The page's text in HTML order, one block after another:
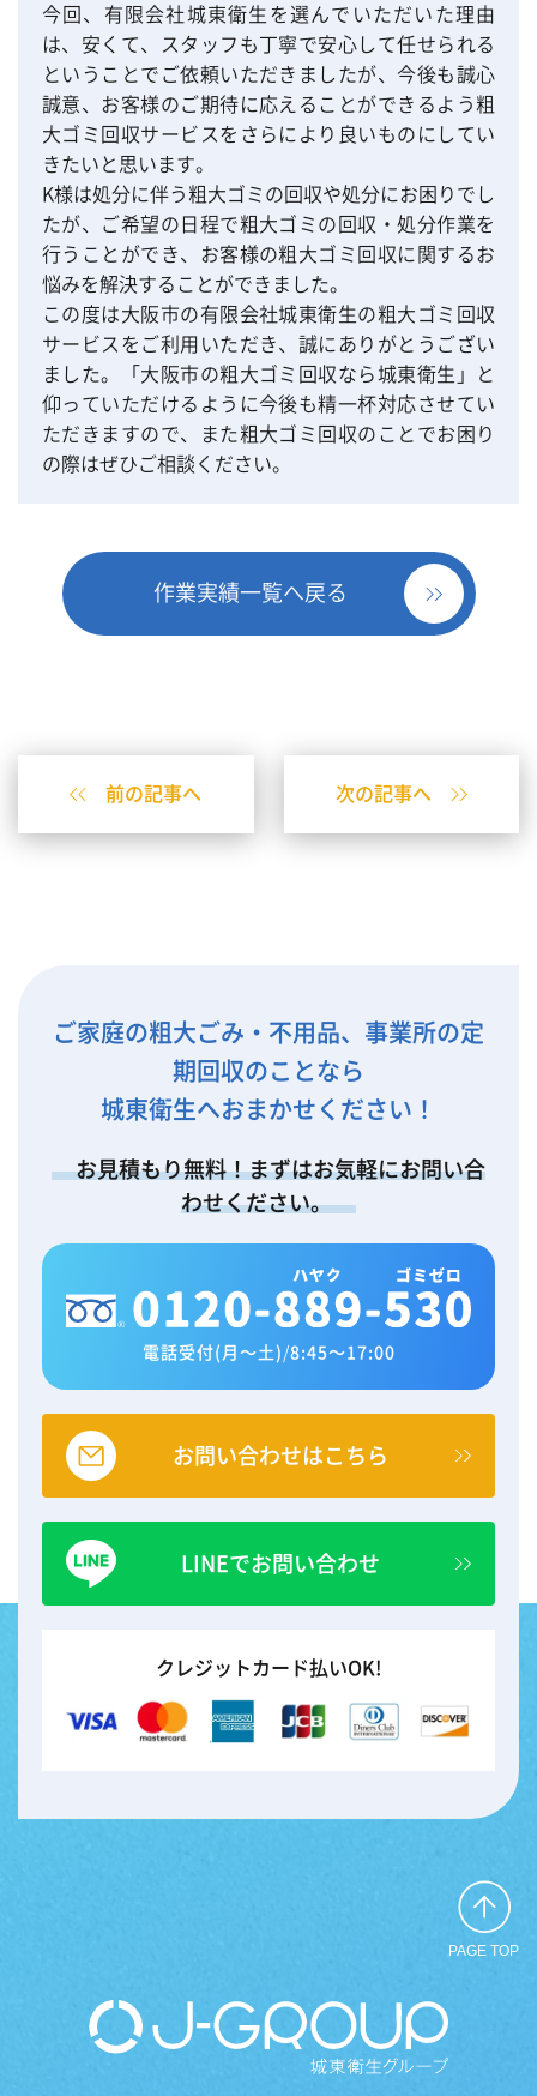
今回、有限会社城東衛生を選んでいただいた理由
は、安くて、スタッフも丁寧で安心して任せられる
ということでご依頼いただきましたが、今後も誠心
誠意、お客様のご期待に応えることができるよう粗
大ゴミ回収サービスをさらにより良いものにしてい
きたいと思います。
K様は処分に伴う粗大ゴミの回収や処分にお困りでし
たが、ご希望の日程で粗大ゴミの回収・処分作業を
行うことができ、お客様の粗大ゴミ回収に関するお
悩みを解決することができました。
この度は大阪市の有限会社城東衛生の粗大ゴミ回収
サービスをご利用いただき、誠にありがとうござい
ました。「大阪市の粗大ゴミ回収なら城東衛生」と
仰っていただけるように今後も精一杯対応させてい
ただきますので、また粗大ゴミ回収のことでお困り
の際はぜひご相談ください。
作業実績一覧へ戻る
前の記事へ 次の記事へ
ご家庭の粗大ごみ・不用品、事業所の定
期回収のことなら
城東衛生へおまかせください！
お見積もり無料！まずはお気軽にお問い合
わせください。
電話受付(月～土) /8:45～17:00
お問い合わせはこちら
LINEでお問い合わせ
クレジットカード払いOK!
PAGE TOP